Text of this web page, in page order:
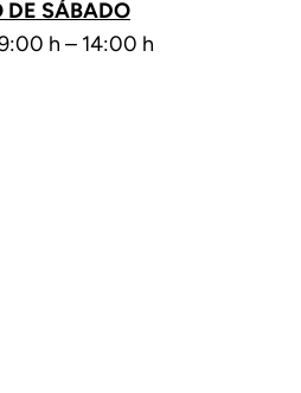
DE SÁBADO
h – 14:00 h